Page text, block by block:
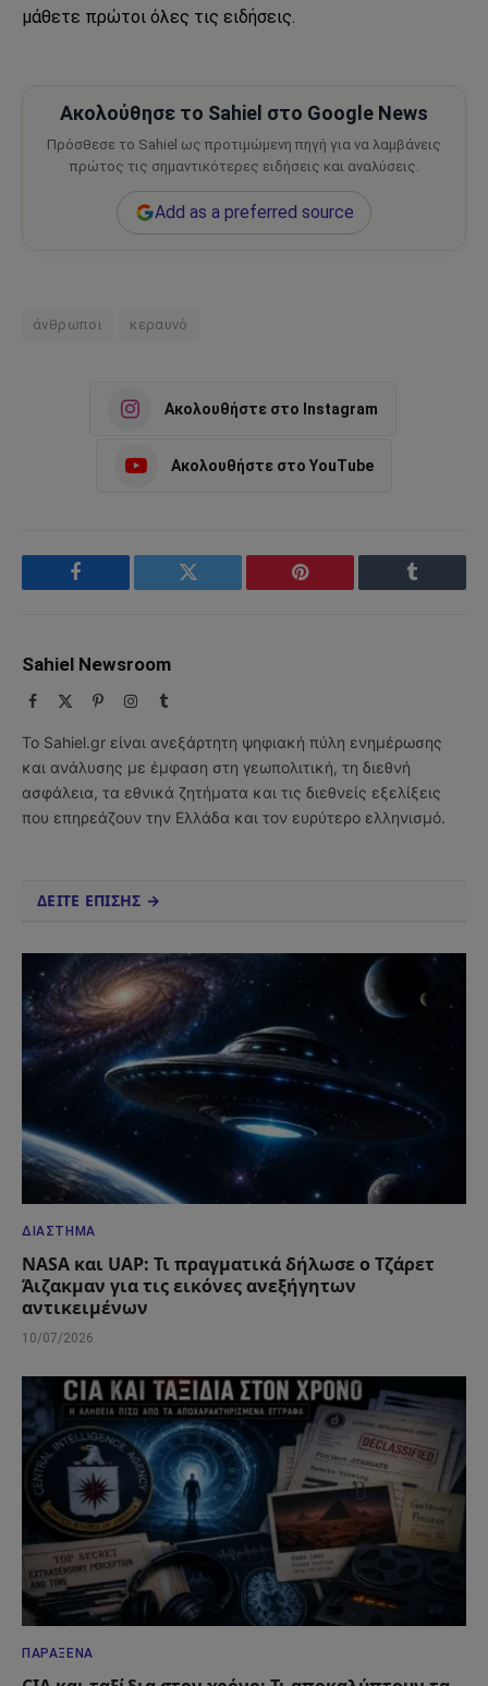
μάθετε πρώτοι όλες τις ειδήσεις.
Ακολούθησε το Sahiel στο Google News
Πρόσθεσε το Sahiel ως προτιμώμενη πηγή για να λαμβάνεις
πρώτος τις σημαντικότερες ειδήσεις και αναλύσεις.
Add as a preferred source
άνθρωποι κεραυνό
Ακολουθήστε στο Instagram
Ακολουθήστε στο YouTube
Facebook Twitter Pinterest Tumblr
Sahiel Newsroom
Facebook PinterestInstagram
Tumblr
Το Sahiel.gr είναι ανεξάρτητη ψηφιακή πύλη ενημέρωσης
και ανάλυσης με έμφαση στη γεωπολιτική, τη διεθνή
ασφάλεια, τα εθνικά ζητήματα και τις διεθνείς εξελίξεις
που επηρεάζουν την Ελλάδα και τον ευρύτερο ελληνισμό.
ΔΕΙΤΕ ΕΠΙΣΗΣ →
ΔΙΆΣΤΗΜΑ
NASA και UAP: Τι πραγματικά δήλωσε ο Τζάρετ
Άιζακμαν για τις εικόνες ανεξήγητων
αντικειμένων
10/07/2026
ΠΑΡΆΞΕΝΑ